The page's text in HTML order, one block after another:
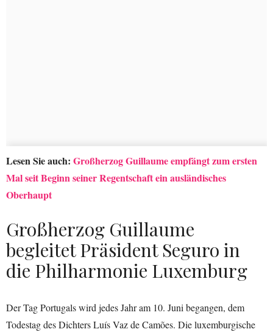
Lesen Sie auch: Großherzog Guillaume empfängt zum ersten
Mal seit Beginn seiner Regentschaft ein ausländisches
Oberhaupt
Großherzog Guillaume
begleitet Präsident Seguro in
die Philharmonie Luxemburg
Der Tag Portugals wird jedes Jahr am 10. Juni begangen, dem
Todestag des Dichters Luís Vaz de Camões. Die luxemburgische